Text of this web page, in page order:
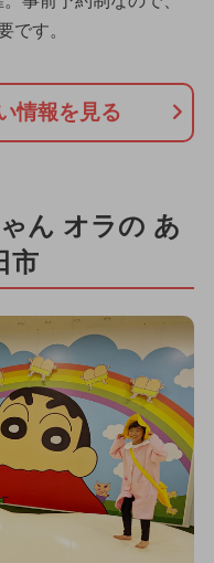
です。
情報を見る
ん オラの あ
市